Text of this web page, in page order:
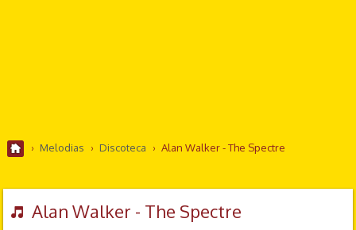
› Melodias › Discoteca › Alan Walker - The Spectre
Alan Walker - The Spectre